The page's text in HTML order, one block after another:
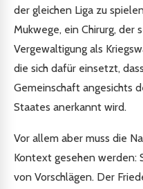
der gleichen Liga zu
Mukwege, ein Chirurg, der
Vergewaltigung als
die sich dafür einsetzt,
Gemeinschaft angesichts
Staates anerkannt wird.
Vor allem aber muss die
Kontext gesehen werden:
von Vorschlägen. Der